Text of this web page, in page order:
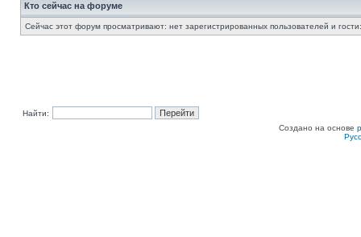
Кто сейчас на форуме
Сейчас этот форум просматривают: нет зарегистрированных пользователей и
Найти:
Создано на основе